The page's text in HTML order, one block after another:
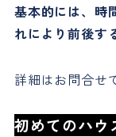
基本的には、時
れにより前後す
詳細はお問合せ
初めてのハウ